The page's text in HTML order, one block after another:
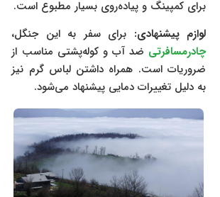
برای کمپینگ و پیاده‌روی بسیار مطبوع است.
لوازم پیشنهادی: برای سفر به این جنگل،
چادرمسافرتی ضد آب و کوله‌پشتی مناسب از
ضروریات است. همراه داشتن لباس گرم نیز
به دلیل تغییرات دمایی پیشنهاد می‌شود.